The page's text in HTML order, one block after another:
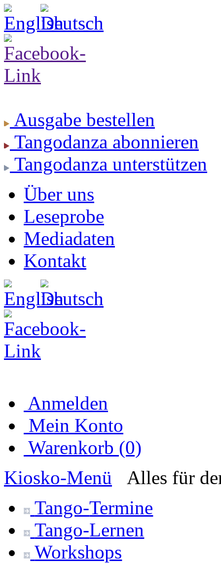
Ausgabe bestellen
Tangodanza abonnieren
Tangodanza unterstützen
Über uns
Leseprobe
Mediadaten
Kontakt
Anmelden
Mein Konto
Warenkorb (0)
Kiosko-Menü
Alles für
Tango-Termine
Tango-Lernen
Workshops